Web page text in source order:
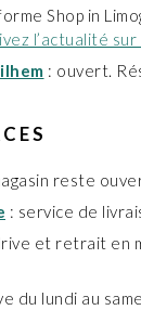
Shop in
l’actualité
: ouvert.
reste
: service de
et retrait en
du lundi au